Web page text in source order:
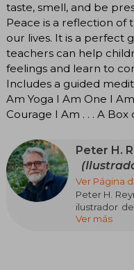
taste, smell, and be
Peace is a reflection of
our lives. It is a perfect
teachers can help
feelings and learn to
Includes a guided
Am Yoga I Am One I
Courage I Am . . . A Box
Peter H.
Ver Página
Peter H.
ilustrador
libros
Ver más